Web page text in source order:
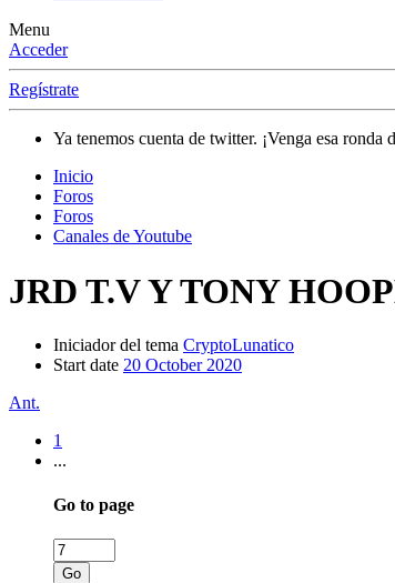
Menu
Acceder
Regístrate
Ya tenemos cuenta de twitter. ¡Venga esa
Inicio
Foros
Foros
Canales de Youtube
JRD T.V Y TONY
Iniciador del tema CryptoLunatico
Start date 20 October 2020
Ant.
1
...
Go to page
Go